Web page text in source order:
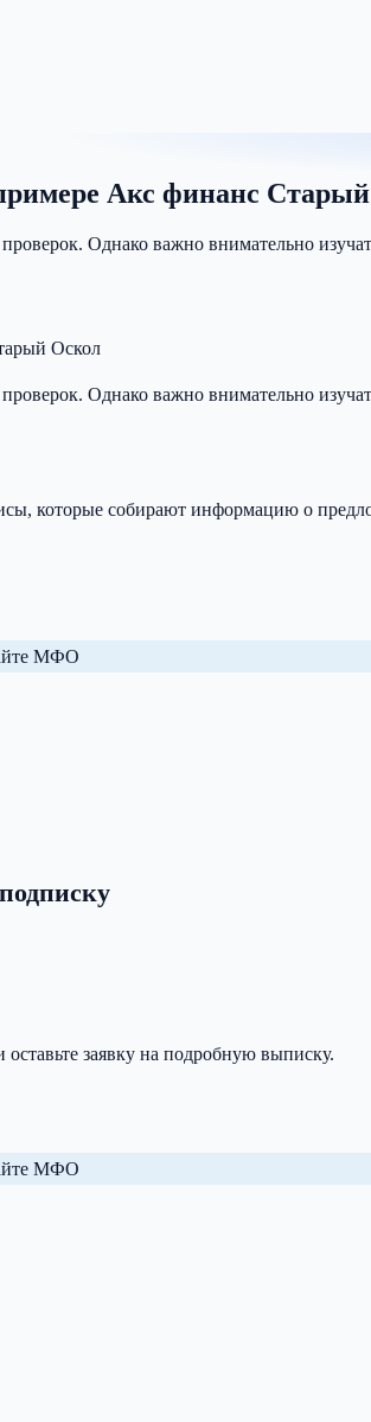
Акс финанс
Однако важно внимательно
Оскол
Однако важно внимательно
которые собирают информацию о
МФО
оставьте заявку на подробную выписку.
МФО